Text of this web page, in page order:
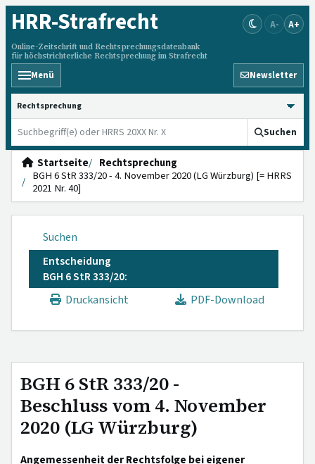
HRR-Strafrecht
Online-Zeitschrift und Rechtsprechungsdatenbank
für höchstrichterliche Rechtsprechung im Strafrecht
A- A+
Menü Newsletter
HRRS durchsuchen
Suchen
Startseite
Rechtsprechung
BGH 6 StR 333/20 - 4. November 2020 (LG Würzburg) [= HRRS
2021 Nr. 40]
Suchen
Entscheidung
BGH 6 StR 333/20:
Druckansicht
PDF-Download
BGH 6 StR 333/20 -
Beschluss vom 4. November
2020 (LG Würzburg)
Angemessenheit der Rechtsfolge bei eigener